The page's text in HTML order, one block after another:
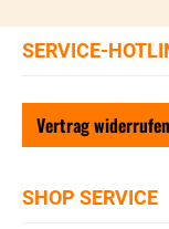
SERVICE-
Vertrag widerrufen
SHOP SERVICE